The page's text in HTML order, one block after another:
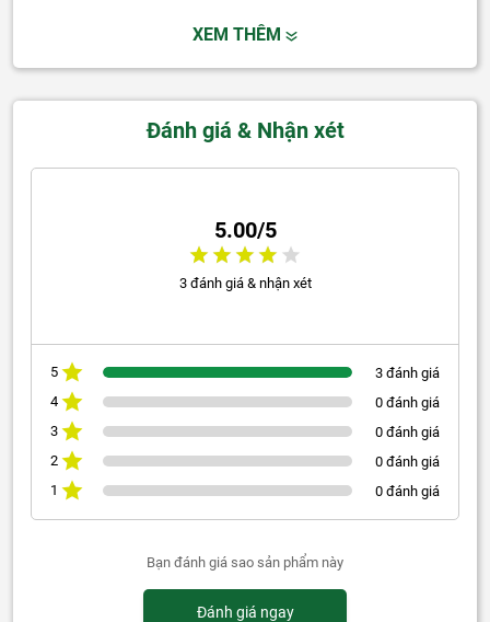
XEM THÊM
Đánh giá & Nhận xét
5.00/5
3 đánh giá & nhận xét
5
3 đánh giá
4
0 đánh giá
3
0 đánh giá
2
0 đánh giá
1
0 đánh giá
Bạn đánh giá sao sản phẩm này
Đánh giá ngay